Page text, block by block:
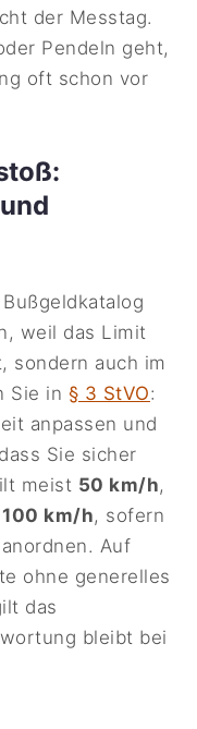
der Messtag.
Pendeln geht,
oft schon vor
weil das Limit
sondern auch im
Sie in § 3 StVO:
anpassen und
Sie sicher
meist 50 km/h,
100 km/h, sofern
Auf
ohne generelles
das
bleibt bei